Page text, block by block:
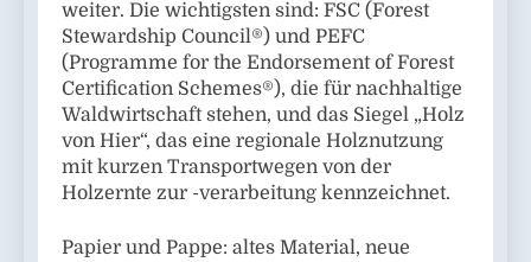
weiter. Die wichtigsten sind: FSC (Forest
Stewardship Council®) und PEFC
(Programme for the Endorsement of Forest
Certification Schemes®), die für nachhaltige
Waldwirtschaft stehen, und das Siegel „Holz
von Hier“, das eine regionale Holznutzung
mit kurzen Transportwegen von der
Holzernte zur -verarbeitung kennzeichnet.
Papier und Pappe: altes Material, neue